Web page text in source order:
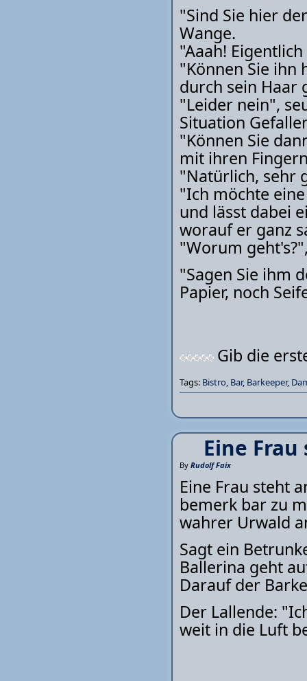
"Sind Sie hier
Wange.
"Aaah!
"Können Sie ihn
durch sein Haar
"Leider nein",
Situation
"Können Sie
mit ihren
"Natürlich, sehr
"Ich möchte
und lässt dabei
worauf er ganz
"Worum
"Sagen Sie ihm
Papier, noch
Gib die
Tags: Bistro, Bar, Barkeeper,
Eine
By Rudolf Faix
Eine Frau steht
bemerk bar zu
wahrer Urwald
Sagt ein
Ballerina geht
Darauf der
Der Lallende:
weit in die Luft